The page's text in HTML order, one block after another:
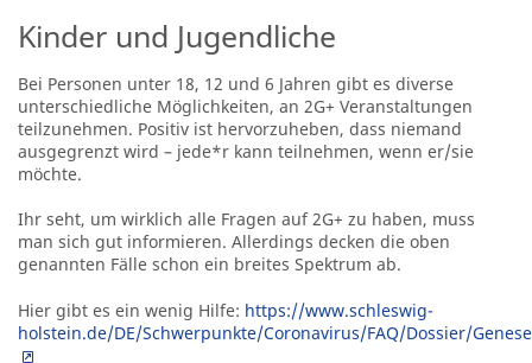
Kinder und Jugendliche
Bei Personen unter 18, 12 und 6 Jahren gibt es diverse
unterschiedliche Möglichkeiten, an 2G+ Veranstaltungen
teilzunehmen. Positiv ist hervorzuheben, dass niemand
ausgegrenzt wird – jede*r kann teilnehmen, wenn er/sie
möchte.
Ihr seht, um wirklich alle Fragen auf 2G+ zu haben, muss
man sich gut informieren. Allerdings decken die oben
genannten Fälle schon ein breites Spektrum ab.
Hier gibt es ein wenig Hilfe: https://www.schleswig-
holstein.de/DE/Schwerpunkte/Coronavirus/FAQ/Dossier/